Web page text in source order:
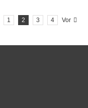
1 2 3 4 Vor